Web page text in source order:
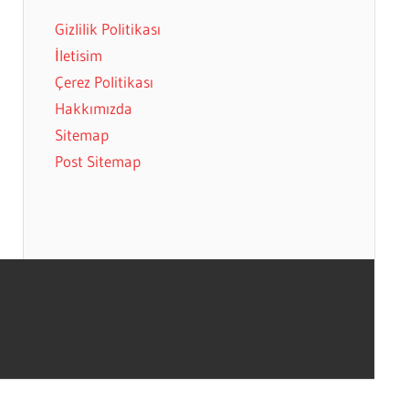
Gizlilik Politikası
İletisim
Çerez Politikası
Hakkımızda
Sitemap
Post Sitemap